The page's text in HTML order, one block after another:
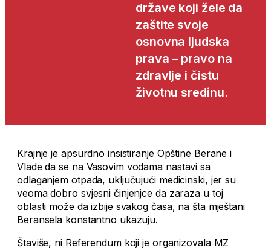
države koji žele da
zaštite svoje
osnovna ljudska
prava – pravo na
zdravlje i čistu
životnu sredinu.
Krajnje je apsurdno insistiranje Opštine Berane i
Vlade da se na Vasovim vodama nastavi sa
odlaganjem otpada, uključujući medicinski, jer su
veoma dobro svjesni činjenjce da zaraza u toj
oblasti može da izbije svakog časa, na šta mještani
Beransela konstantno ukazuju.
Štaviše, ni Referendum koji je organizovala MZ